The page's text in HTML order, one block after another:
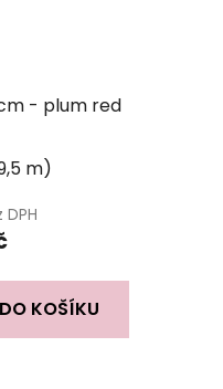
- plum red
m)
DPH
DO KOŠÍKU